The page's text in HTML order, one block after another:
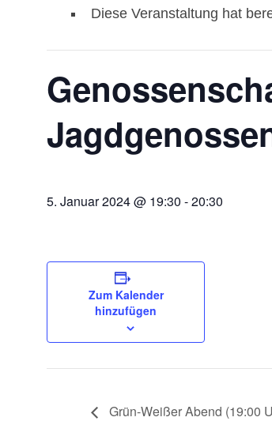
Diese Veranstaltung hat
5. Januar 2024 @ 19:30 -20:30
Zum Kalender
hinzufügen
Grün-Weißer Abend (19:00